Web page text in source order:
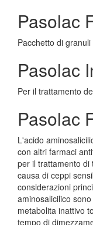
Pasolac
Pacchetto di
Pasolac
Per il trattamento
Pasolac
L'acido
con altri farmaci
per il trattamento di
causa di ceppi
considerazioni
aminosalicilico
metabolita inattivo
tempo di